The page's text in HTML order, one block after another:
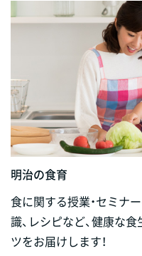
明治の食育
食に関する授業・セミナ
識、レシピなど、健康な
ツをお届けします！